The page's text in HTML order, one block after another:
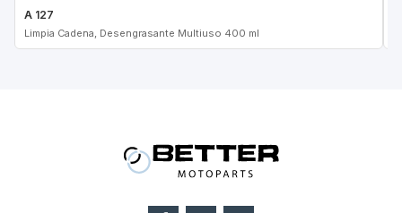
A 127
Limpia Cadena, Desengrasante Multiuso 400 ml